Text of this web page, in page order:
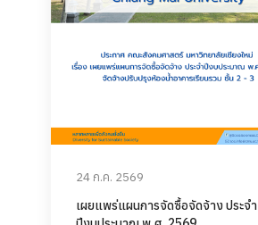
24 ก.ค. 2569
เผยแพร่แผนการจัดซื้อจัดจ้าง ประจำ